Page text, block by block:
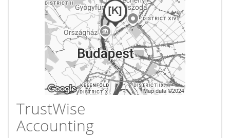
TrustWise
Accounting